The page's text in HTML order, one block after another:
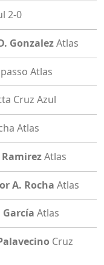
2-0
GonzalezAtlas
Atlas
Cruz Azul
Atlas
Atlas
A. Rocha Atlas
Atlas
Cruz